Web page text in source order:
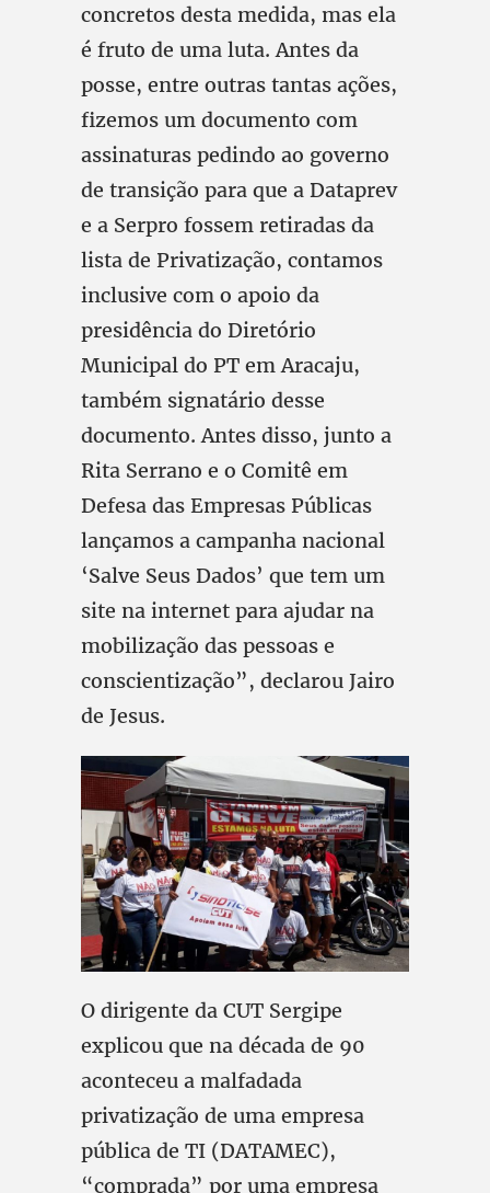
concretos desta medida, mas ela
é fruto de uma luta. Antes da
posse, entre outras tantas ações,
fizemos um documento com
assinaturas pedindo ao governo
de transição para que a Dataprev
e a Serpro fossem retiradas da
lista de Privatização, contamos
inclusive com o apoio da
presidência do Diretório
Municipal do PT em Aracaju,
também signatário desse
documento. Antes disso, junto a
Rita Serrano e o Comitê em
Defesa das Empresas Públicas
lançamos a campanha nacional
‘Salve Seus Dados’ que tem um
site na internet para ajudar na
mobilização das pessoas e
conscientização”, declarou Jairo
de Jesus.
O dirigente da CUT Sergipe
explicou que na década de 90
aconteceu a malfadada
privatização de uma empresa
pública de TI (DATAMEC),
“comprada” por uma empresa